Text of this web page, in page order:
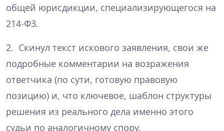
общей юрисдикции, специализирующегося на
214-ФЗ.
2. Скинул текст искового заявления, свои же
подробные комментарии на возражения
ответчика (по сути, готовую правовую
позицию) и, что ключевое, шаблон структуры
решения из реального дела именно этого
судьи по аналогичному спору.